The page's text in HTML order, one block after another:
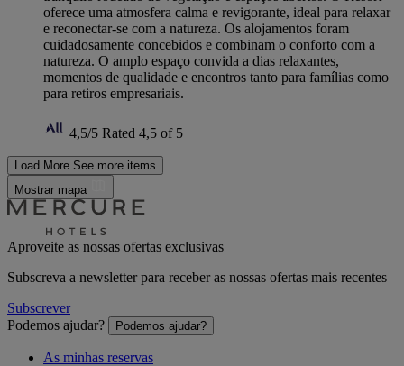
oferece uma atmosfera calma e revigorante, ideal para relaxar
e reconectar-se com a natureza. Os alojamentos foram
cuidadosamente concebidos e combinam o conforto com a
natureza. O amplo espaço convida a dias relaxantes,
momentos de qualidade e encontros tanto para famílias como
para retiros empresariais.
4,5/5 Rated 4,5 of 5
Load More See more items
Mostrar mapa
Aproveite as nossas ofertas exclusivas
Subscreva a newsletter para receber as nossas ofertas mais recentes
Subscrever
Podemos ajudar?
Podemos ajudar?
As minhas reservas